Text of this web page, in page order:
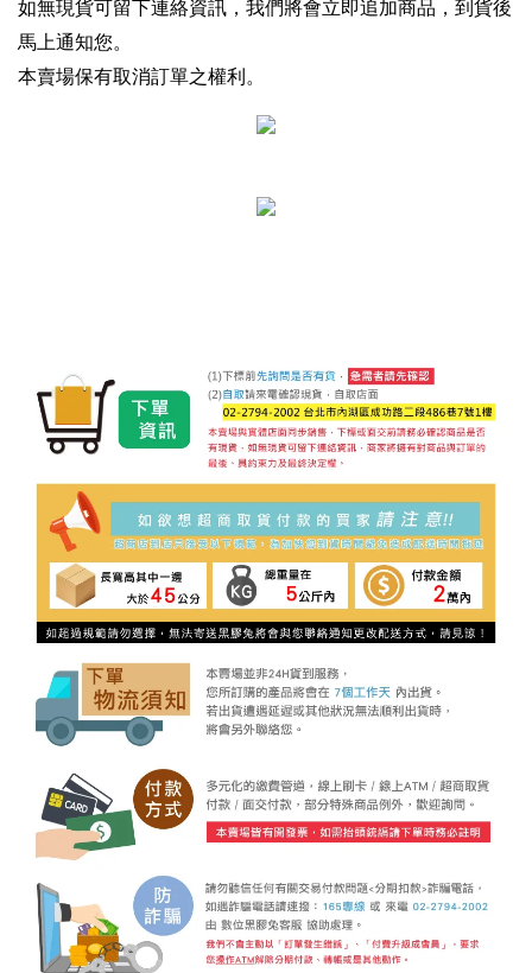
如無現貨可留下連絡資訊，我們將會立即追加商品，到貨後
馬上通知您。
本賣場保有取消訂單之權利。